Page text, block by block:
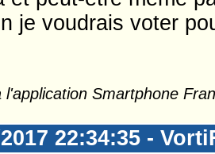
je voudrais voter
l'application Smartphone
22:34:35 -